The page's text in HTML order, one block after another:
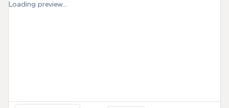
Loading preview...